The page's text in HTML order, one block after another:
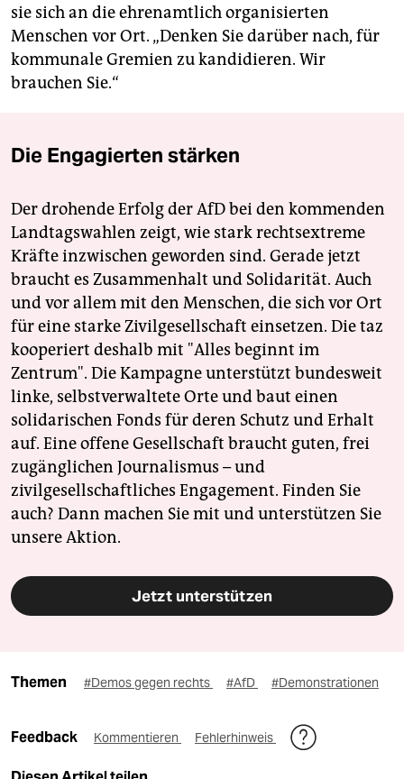
sie sich an die ehrenamtlich organisierten
Menschen vor Ort. „Denken Sie darüber nach, für
kommunale Gremien zu kandidieren. Wir
brauchen Sie.“
Die Engagierten stärken
Der drohende Erfolg der AfD bei den kommenden
Landtagswahlen zeigt, wie stark rechtsextreme
Kräfte inzwischen geworden sind. Gerade jetzt
braucht es Zusammenhalt und Solidarität. Auch
und vor allem mit den Menschen, die sich vor Ort
für eine starke Zivilgesellschaft einsetzen. Die taz
kooperiert deshalb mit "Alles beginnt im
Zentrum". Die Kampagne unterstützt bundesweit
linke, selbstverwaltete Orte und baut einen
solidarischen Fonds für deren Schutz und Erhalt
auf. Eine offene Gesellschaft braucht guten, frei
zugänglichen Journalismus – und
zivilgesellschaftliches Engagement. Finden Sie
auch? Dann machen Sie mit und unterstützen Sie
unsere Aktion.
Jetzt unterstützen
Themen #Demos gegen rechts #AfD #Demonstrationen
Feedback Kommentieren Fehlerhinweis